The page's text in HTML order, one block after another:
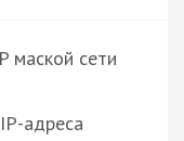
маской сети
адреса